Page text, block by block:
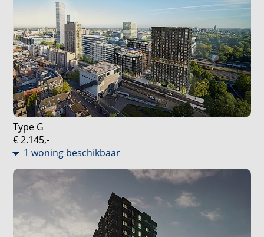
Type G
€ 2.145,-
1 woning beschikbaar